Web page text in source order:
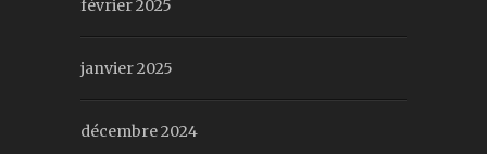
février 2025
janvier 2025
décembre 2024